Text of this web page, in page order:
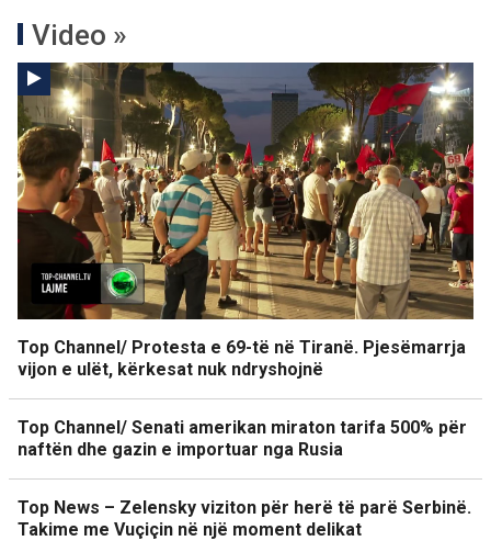
Video »
Top Channel/ Protesta e 69-të në Tiranë. Pjesëmarrja
vijon e ulët, kërkesat nuk ndryshojnë
Top Channel/ Senati amerikan miraton tarifa 500% për
naftën dhe gazin e importuar nga Rusia
Top News – Zelensky viziton për herë të parë Serbinë.
Takime me Vuçiçin në një moment delikat